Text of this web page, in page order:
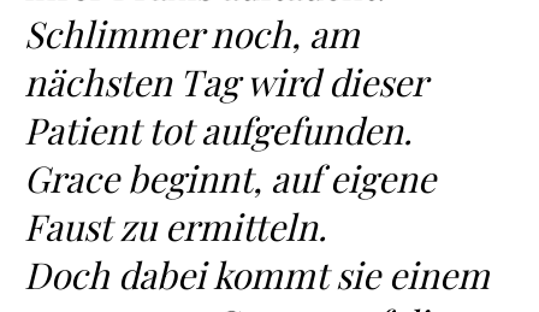
Schlimmer noch, am
nächsten Tag wird dieser
Patient tot aufgefunden.
Grace beginnt, auf eigene
Faust zu ermitteln.
Doch dabei kommt sie einem